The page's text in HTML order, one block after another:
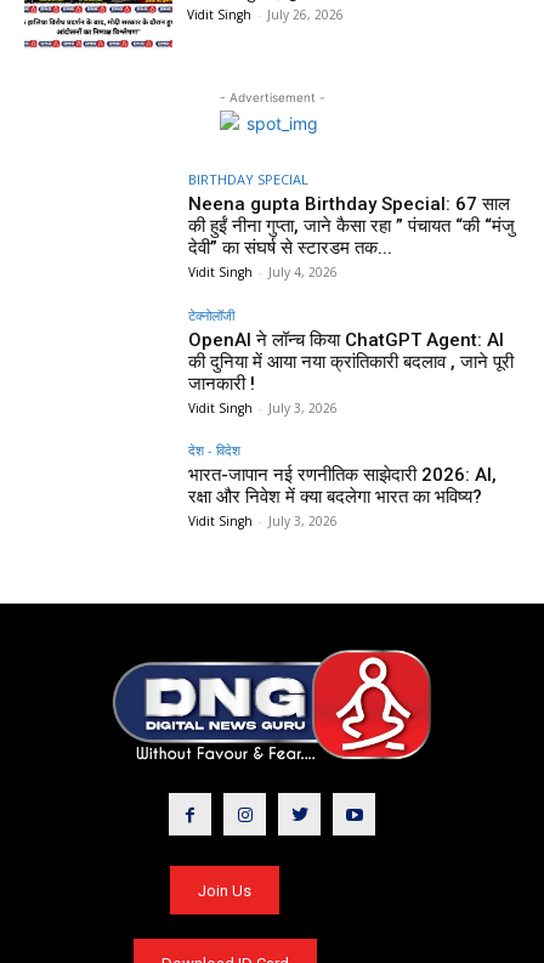
Vidit Singh - July 26, 2026
- Advertisement -
BIRTHDAY SPECIAL
Neena gupta Birthday Special: 67 साल
की हुईं नीना गुप्ता, जाने कैसा रहा ” पंचायत “की “मंजु
देवी” का संघर्ष से स्टारडम तक...
Vidit Singh - July 4, 2026
टेक्नोलॉजी
OpenAI ने लॉन्च किया ChatGPT Agent: AI
की दुनिया में आया नया क्रांतिकारी बदलाव , जाने पूरी
जानकारी !
Vidit Singh - July 3, 2026
देश - विदेश
भारत-जापान नई रणनीतिक साझेदारी 2026: AI,
रक्षा और निवेश में क्या बदलेगा भारत का भविष्य?
Vidit Singh - July 3, 2026
Join Us